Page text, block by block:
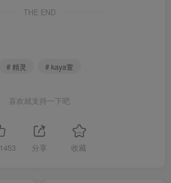
THE END
# 精灵 # kaya萱
喜欢就支持一下吧
1453 分享 收藏